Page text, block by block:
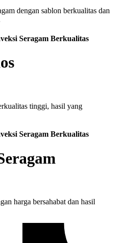
dengan sablon berkualitas dan
Seragam Berkualitas
tinggi, hasil yang
Seragam Berkualitas
harga bersahabat dan hasil